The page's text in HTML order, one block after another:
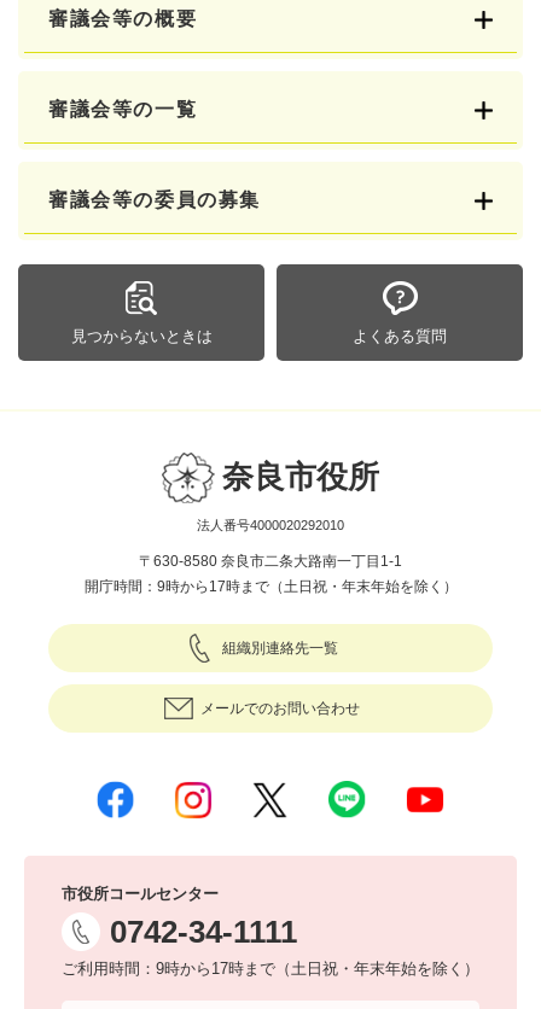
審議会等の概要
審議会等の一覧
審議会等の委員の募集
見つからないときは よくある質問
奈良市役所
法人番号4000020292010
〒630-8580 奈良市二条大路南一丁目1-1
開庁時間：9時から17時まで（土日祝・年末年始を除く）
組織別連絡先一覧
メールでのお問い合わせ
市役所コールセンター
0742-34-1111
ご利用時間：9時から17時まで（土日祝・年末年始を除く）